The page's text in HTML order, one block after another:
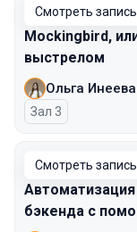
Смотреть запись
Mockingbird,
выстрелом
Ольга Инеева
Зал 3
Смотреть запись
бэкенда с